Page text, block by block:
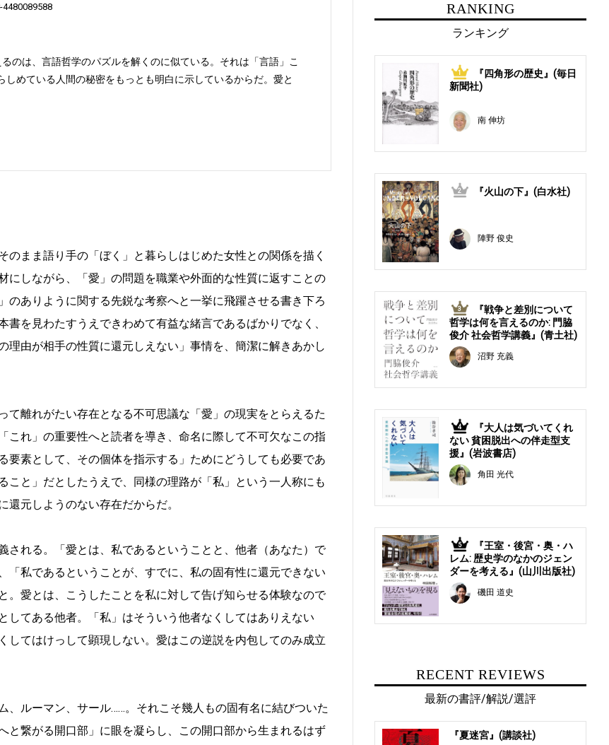
4480089588
のは、言語哲学のパズルを解くのに似ている。それは「言語」こ
しめている人間の秘密をもっとも明白に示しているからだ。愛と
まま語り手の「ぼく」と暮らしはじめた女性との関係を描く
しながら、「愛」の問題を職業や外面的な性質に返すことの
ありように関する先鋭な考察へと一挙に飛躍させる書き下ろ
を見わたすうえできわめて有益な緒言であるばかりでなく、
由が相手の性質に還元しえない」事情を、簡潔に解きあかし
離れがたい存在となる不可思議な「愛」の現実をとらえるた
れ」の重要性へと読者を導き、命名に際して不可欠なこの指
素として、その個体を指示する」ためにどうしても必要であ
こと」だとしたうえで、同様の理路が「私」という一人称にも
元しようのない存在だからだ。
される。「愛とは、私であるということと、他者（あなた）で
私であるということが、すでに、私の固有性に還元できない
愛とは、こうしたことを私に対して告げ知らせる体験なので
てある他者。「私」はそういう他者なくしてはありえない
してはけっして顕現しない。愛はこの逆説を内包してのみ成立
、ルーマン、サール……。それこそ幾人もの固有名に結びついた
繋がる開口部」に眼を凝らし、この開口部から生まれるはず
RANKING
ランキング
1
『四角形の歴史』(毎日
新聞社)
南 伸坊
2 『火山の下』(白水社)
陣野 俊史
3
『戦争と差別について
哲学は何を言えるのか: 門脇
俊介 社会哲学講義』(青土社)
沼野 充義
4
『大人は気づいてくれ
ない 貧困脱出への伴走型支
援』(岩波書店)
角田 光代
5
『王室・後宮・奥・ハ
レム: 歴史学のなかのジェン
ダーを考える』(山川出版社)
磯田 道史
RECENT REVIEWS
最新の書評/解説/選評
『夏迷宮』(講談社)